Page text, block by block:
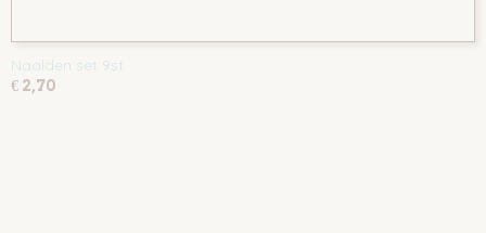
Naalden set 9st
€ 2,70